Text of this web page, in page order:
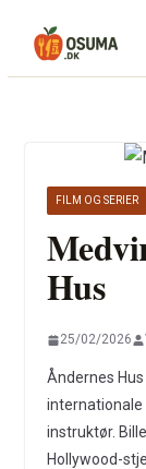
FILM OG SERIER
Hus
25/02/2026
Åndernes
internationale
instruktør.
Hollywood-